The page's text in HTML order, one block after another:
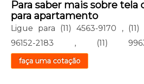
Para saber mais sobre tela
para apartamento
Ligue para (11) 4563-9170 ,
96152-2183 , (11)
faça uma cotação